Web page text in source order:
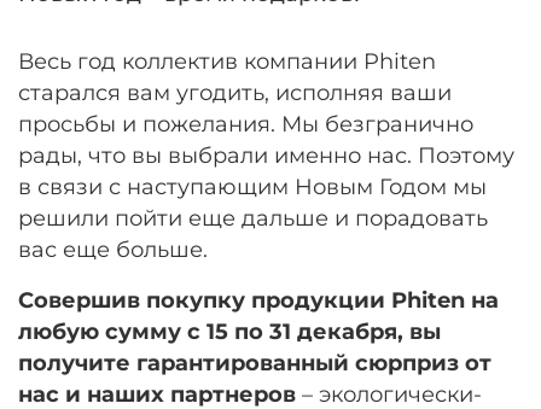
Весь год коллектив компании Phiten
старался вам угодить, исполняя ваши
просьбы и пожелания. Мы безгранично
рады, что вы выбрали именно нас. Поэтому
в связи с наступающим Новым Годом мы
решили пойти еще дальше и порадовать
вас еще больше.
Совершив покупку продукции Phiten на
любую сумму с 15 по 31 декабря, вы
получите гарантированный сюрприз от
нас и наших партнеров – экологически-